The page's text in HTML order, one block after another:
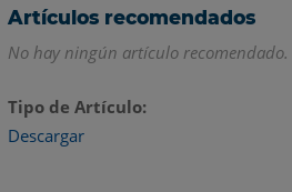
Artículos recomendados
No hay ningún artículo recomendado.
Tipo de Artículo
Descargar